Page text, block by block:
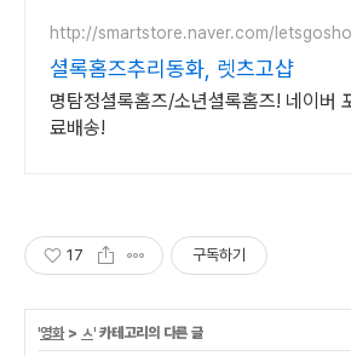
http://smartstore.naver.com/
셜록홈즈추리동화, 렛츠고샵
명탐정셜록홈즈/소년셜록홈즈! 네이버
료배송!
17 구독하기
'영화> ㅅ' 카테고리의 다른 글